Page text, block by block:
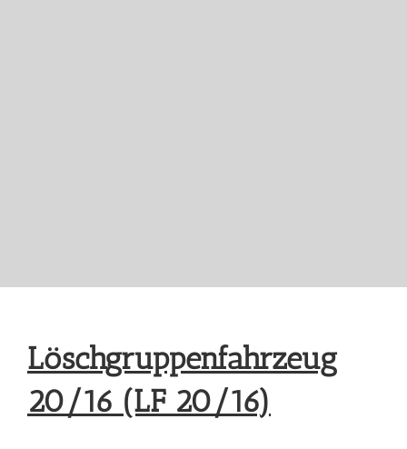
Löschgruppenfahrzeug
20/16 (LF 20/16)